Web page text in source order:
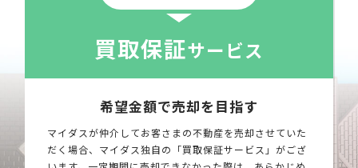
買取保証サービス
希望金額で売却を目指す
マイダスが仲介してお客さまの不動産を売却させていた
だく場合、マイダス独自の「買取保証サービス」がござ